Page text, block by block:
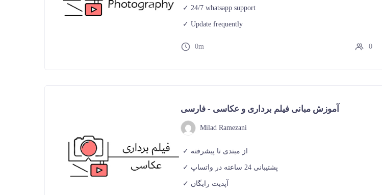
24/7 whatsapp support
Update frequently
0m 0
آموزش مبانی فیلم برداری و عکاسی - فارسی
Milad Ramezani
از مبتدی تا پیشرفته
پشتیبانی 24 ساعته در واتساپ
آپدیت رایگان